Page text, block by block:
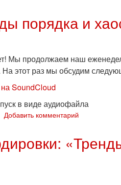
хаоса»,
порядка и
Мы продолжаем наш
На этот раз мы обсудим
SoundCloud
в виде аудиофайла
порядка
Добавить комментарий